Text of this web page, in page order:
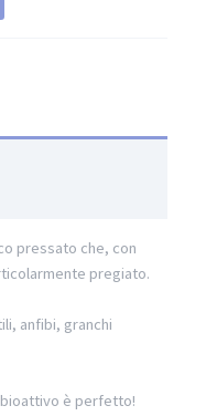
pressato che, con
pregiato.
anfibi, granchi
è perfetto!